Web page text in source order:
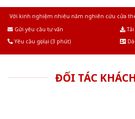
Với kinh nghiệm nhiêu năm nghiên cứu cửa
Gửi yêu cầu tư vấn
Yêu cầu gọi lại (3 phút)
ĐỐI TÁC